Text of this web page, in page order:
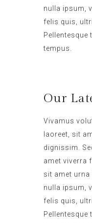
nulla ipsum,
felis quis,
Pellentesque
tempus.
Our
Vivamus
laoreet, sit
dignissim.
amet viverra
sit amet
nulla ipsum,
felis quis,
Pellentesque